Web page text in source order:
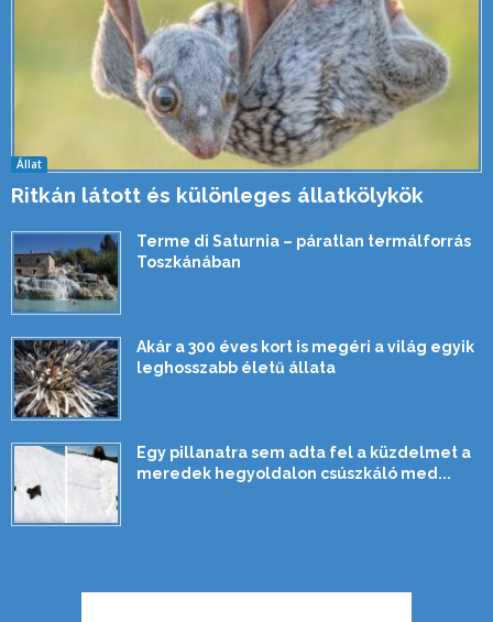
Állat
Ritkán látott és különleges állatkölykök
Terme di Saturnia – páratlan termálforrás
Toszkánában
Akár a 300 éves kort is megéri a világ egyik
leghosszabb életű állata
Egy pillanatra sem adta fel a küzdelmet a
meredek hegyoldalon csúszkáló med...